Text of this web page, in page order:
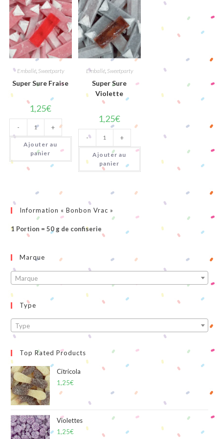
Emballé, Sweetparty
Super Sure Fraise
1,25€
quantité
de
Super
Sure
Fraise
- +
Ajouter au
panier
Emballé, Sweetparty
Super Sure
Violette
1,25€
quantité
de
Super
Sure
Violette
- +
Ajouter au
panier
Information « Bonbon Vrac »
1 Portion = 50 g de confiserie
Marque
Marque
Type
Type
Top Rated Products
Citricola
1,25€
Violettes
1,25€